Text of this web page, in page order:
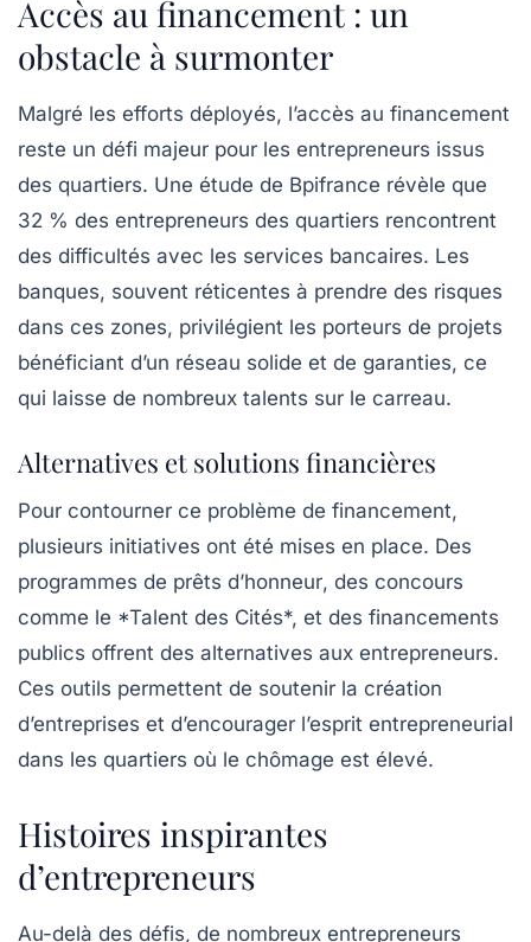
Accès au financement : un
obstacle à surmonter
Malgré les efforts déployés, l’accès au financement
reste un défi majeur pour les entrepreneurs issus
des quartiers. Une étude de Bpifrance révèle que
32 % des entrepreneurs des quartiers rencontrent
des difficultés avec les services bancaires. Les
banques, souvent réticentes à prendre des risques
dans ces zones, privilégient les porteurs de projets
bénéficiant d’un réseau solide et de garanties, ce
qui laisse de nombreux talents sur le carreau.
Alternatives et solutions financières
Pour contourner ce problème de financement,
plusieurs initiatives ont été mises en place. Des
programmes de prêts d’honneur, des concours
comme le *Talent des Cités*, et des financements
publics offrent des alternatives aux entrepreneurs.
Ces outils permettent de soutenir la création
d’entreprises et d’encourager l’esprit entrepreneurial
dans les quartiers où le chômage est élevé.
Histoires inspirantes
d’entrepreneurs
Au-delà des défis, de nombreux entrepreneurs